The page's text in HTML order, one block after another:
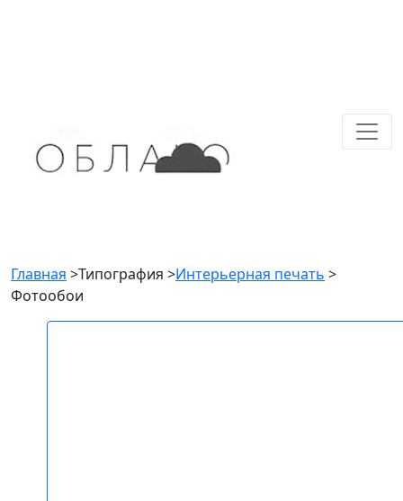
Главная >Типография >Интерьерная печать >
Фотообои